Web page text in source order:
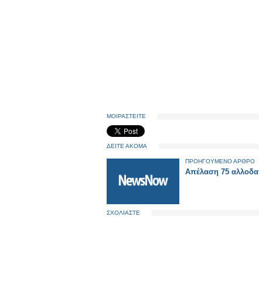
ΜΟΙΡΑΣΤΕΙΤΕ
ΔΕΙΤΕ ΑΚΟΜΑ
ΠΡΟΗΓΟΥΜΕΝΟ ΑΡΘΡΟ
Απέλαση 75
ΣΧΟΛΙΑΣΤΕ